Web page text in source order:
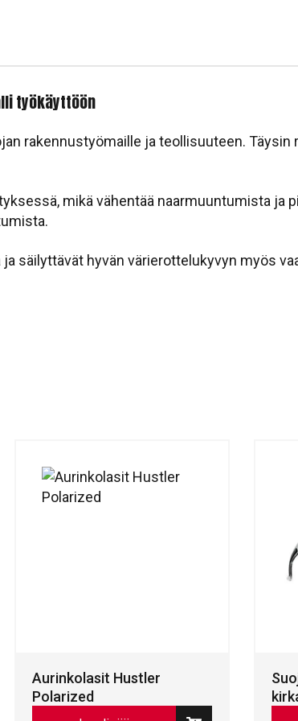
työkäyttöön
rakennustyömaille ja teollisuuteen. Täysin
mikä vähentää naarmuuntumista ja
säilyttävät hyvän värierottelukyvyn myös
Aurinkolasit Hustler
Polarized